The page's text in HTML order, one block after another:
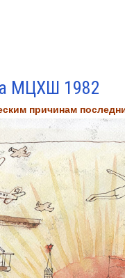
МЦХШ 1982
причинам